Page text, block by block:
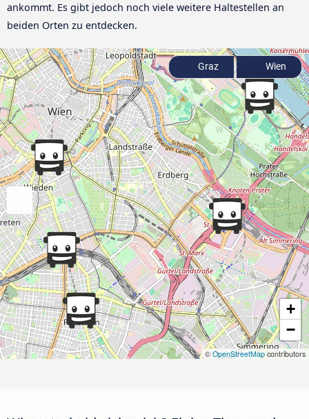
ankommt. Es gibt jedoch noch viele weitere Haltestellen an
beiden Orten zu entdecken.
+
−
© OpenStreetMapcontributors
Graz Wien